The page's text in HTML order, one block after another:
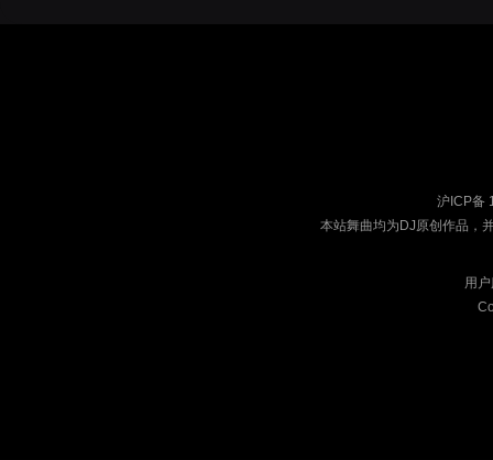
沪ICP备
本站舞曲均为DJ原创作品，
用